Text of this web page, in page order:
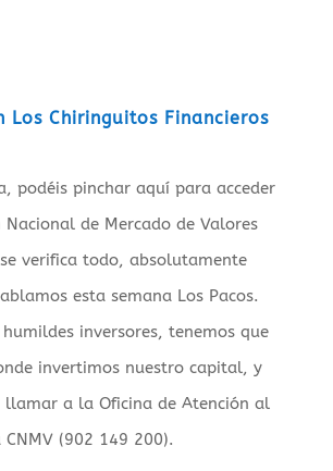
Los Chiringuitos Financieros
podéis pinchar aquí para acceder
de Mercado de Valores
verifica todo, absolutamente
esta semana Los Pacos.
inversores, tenemos que
invertimos nuestro capital, y
a la Oficina de Atención al
(902 149 200).